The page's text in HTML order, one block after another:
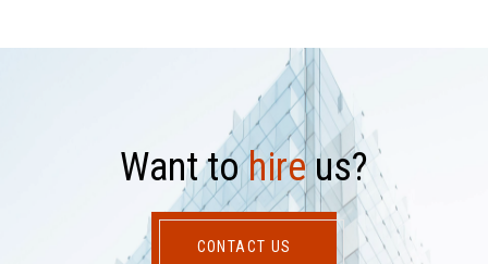
Wanttohire us?
CONTACT US